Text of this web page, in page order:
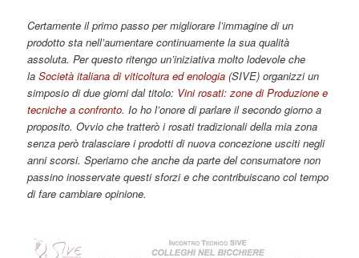
Certamente il primo passo per migliorare l’immagine di un
prodotto sta nell’aumentare continuamente la sua qualità
assoluta. Per questo ritengo un’iniziativa molto lodevole che
laSocietà italiana di viticoltura ed enologia (SIVE) organizzi un
simposio di due giorni dal titolo: Vini rosati: zone di Produzione e
tecniche a confronto. Io ho l’onore di parlare il secondo giorno a
proposito. Ovvio che tratterò i rosati tradizionali della mia zona
senza però tralasciare i prodotti di nuova concezione usciti negli
anni scorsi. Speriamo che anche da parte del consumatore non
passino inosservate questi sforzi e che contribuiscano col tempo
di fare cambiare opinione.